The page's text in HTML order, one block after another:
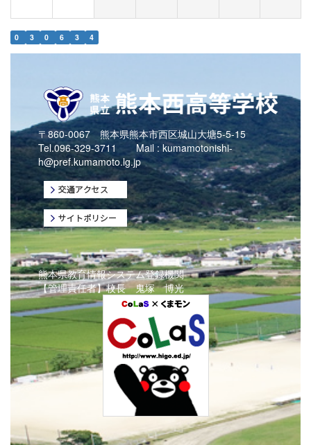
0 3 0 6 3 4
〒860-0067 熊本県熊本市西区城山大塘5-5-15
Tel.096-329-3711 Mail : kumamotonishi-
h@pref.kumamoto.lg.jp
熊本県教育情報システム登録機関
【管理責任者】校長 鬼塚 博光